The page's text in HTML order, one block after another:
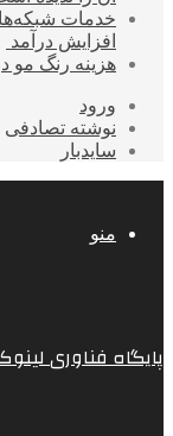
افزایش درآمد
هزینه رنگ مو
ورود
نوشته تصادفی
سایدبار
منو
پایگاه فناوری